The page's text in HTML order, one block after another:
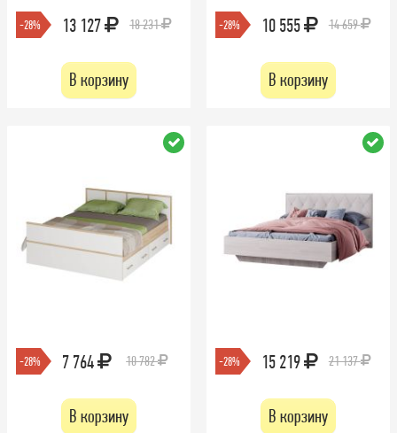
-28% 13 127 18 231
В корзину
-28% 10 555 14 659
В корзину
-28% 7 764 10 782
В корзину
-28% 15 219 21 137
В корзину